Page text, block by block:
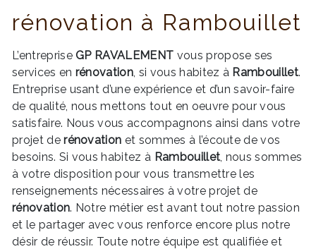
rénovation à Rambouillet
L’entrepriseGP RAVALEMENT vous propose ses
services en rénovation , si vous habitez à Rambouillet.
Entreprise usant d’une expérience et d’un savoir-faire
de qualité, nous mettons tout en oeuvre pour vous
satisfaire. Nous vous accompagnons ainsi dans votre
projet derénovation et sommes à l’écoute de vos
besoins. Si vous habitez à Rambouillet , nous sommes
à votre disposition pour vous transmettre les
renseignements nécessaires à votre projet de
rénovation. Notre métier est avant tout notre passion
et le partager avec vous renforce encore plus notre
désir de réussir. Toute notre équipe est qualifiée et